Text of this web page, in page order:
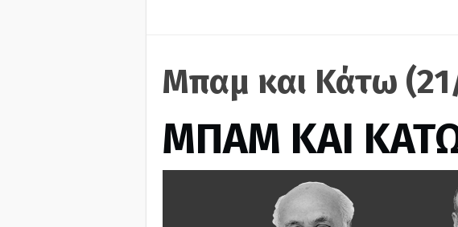
Μπαμ και Κάτω
ΜΠΑΜ ΚΑΙ